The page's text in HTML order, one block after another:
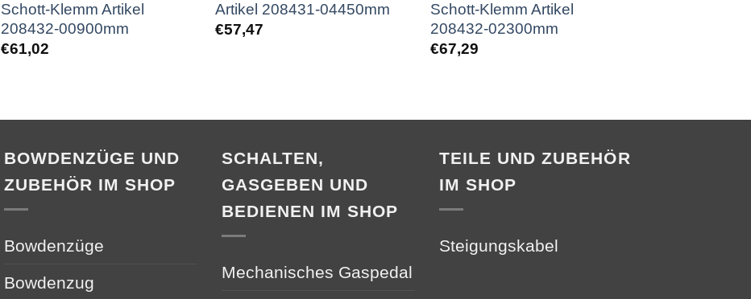
Schott-Klemm Artikel
208432-00900mm
€61,02
Artikel 208431-04450mm
€57,47
Schott-Klemm Artikel
208432-02300mm
€67,29
BOWDENZÜGE UND
ZUBEHÖR IM SHOP
Bowdenzüge
Bowdenzug
SCHALTEN,
GASGEBEN UND
BEDIENEN IM SHOP
Mechanisches Gaspedal
TEILE UND ZUBEHÖR
IM SHOP
Steigungskabel